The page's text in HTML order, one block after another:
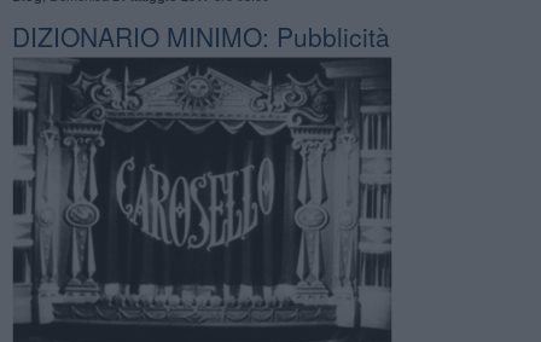
DIZIONARIO MINIMO: Pubblicità